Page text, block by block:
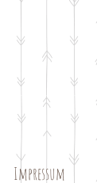
Impressum